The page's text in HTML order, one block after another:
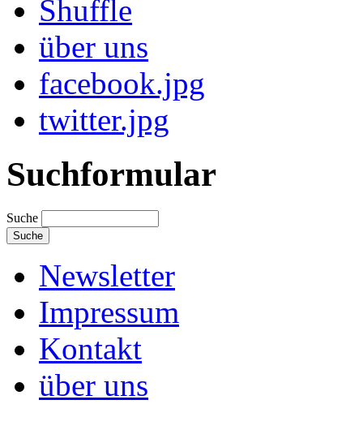
Shuffle
über uns
facebook.jpg
twitter.jpg
Suchformular
Suche
Newsletter
Impressum
Kontakt
über uns